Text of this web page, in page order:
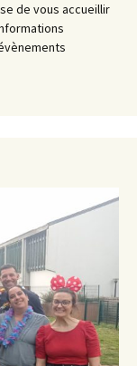
de vous accueillir